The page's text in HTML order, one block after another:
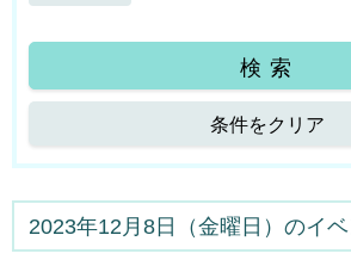
条件をクリア
2023年12月8日（金曜日）のイベ